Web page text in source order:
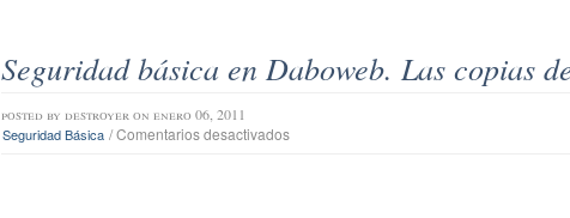
Seguridad básica en Daboweb. Las copias
posted by destroyer on enero 06, 2011
Seguridad Básica /Comentarios desactivadosen